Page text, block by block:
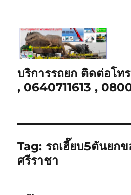
บริการรถยก ติดต่อโ
, 0640711613 ,
Tag: รถเฮี๊ยบ5ตันยกข
ศรีราชา